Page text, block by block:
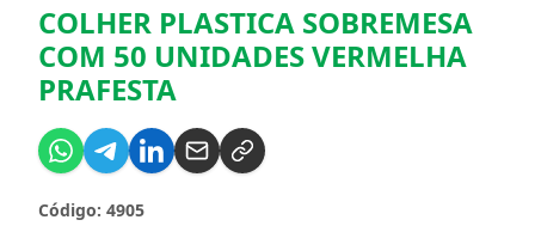
COLHER PLASTICA SOBREMESA
COM 50 UNIDADES VERMELHA
PRAFESTA
Código: 4905